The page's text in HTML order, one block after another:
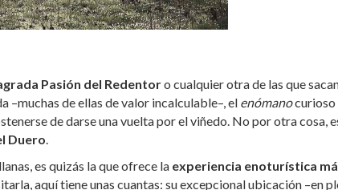
Pasión del Redentoro cualquier otra de las que
de ellas de valor incalculable–, el enómanocurioso
de darse una vuelta por el viñedo. No por otra cosa,
Duero.
es quizás la que ofrece la experiencia enoturística
aquí tiene unas cuantas: su excepcional ubicación –en